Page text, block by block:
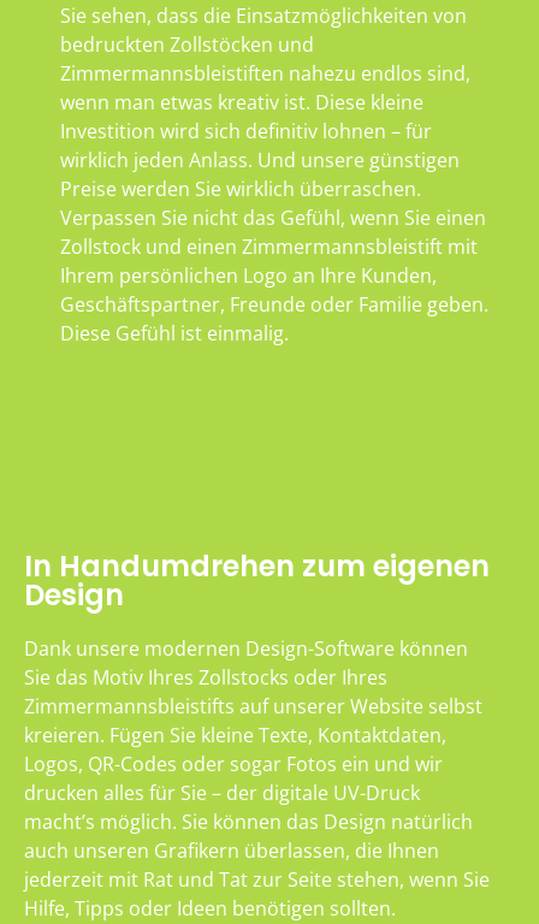
Sie sehen, dass die Einsatzmöglichkeiten von
bedruckten Zollstöcken und
Zimmermannsbleistiften nahezu endlos sind,
wenn man etwas kreativ ist. Diese kleine
Investition wird sich definitiv lohnen – für
wirklich jeden Anlass. Und unsere günstigen
Preise werden Sie wirklich überraschen.
Verpassen Sie nicht das Gefühl, wenn Sie einen
Zollstock und einen Zimmermannsbleistift mit
Ihrem persönlichen Logo an Ihre Kunden,
Geschäftspartner, Freunde oder Familie geben.
Diese Gefühl ist einmalig.
In Handumdrehen zum eigenen
Design
Dank unsere modernen Design-Software können
Sie das Motiv Ihres Zollstocks oder Ihres
Zimmermannsbleistifts auf unserer Website selbst
kreieren. Fügen Sie kleine Texte, Kontaktdaten,
Logos, QR-Codes oder sogar Fotos ein und wir
drucken alles für Sie – der digitale UV-Druck
macht’s möglich. Sie können das Design natürlich
auch unseren Grafikern überlassen, die Ihnen
jederzeit mit Rat und Tat zur Seite stehen, wenn Sie
Hilfe, Tipps oder Ideen benötigen sollten.